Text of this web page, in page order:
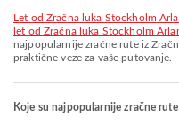
let od Zračna luka Stockholm
let od Zračna luka Stockholm
najpopularnije zračne rute iz
praktične veze za vaše putovanje.
Koje su najpopularnije zračne